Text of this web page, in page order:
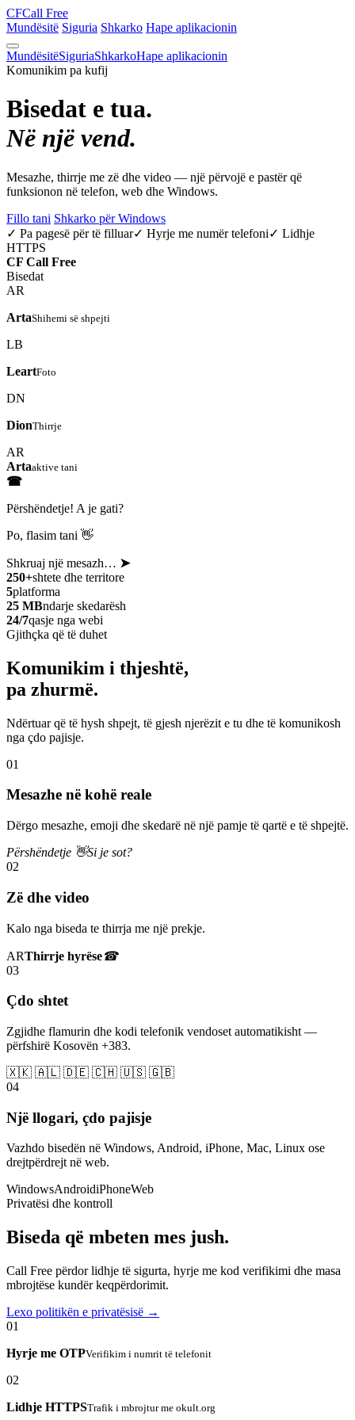
CFCall Free
Mundësitë Siguria Shkarko Hape aplikacionin
MundësitëSiguriaShkarkoHape aplikacionin
Komunikim pa kufij
Bisedat e tua.
Në një vend.
Mesazhe, thirrje me zë dhe video — një përvojë e pastër që
funksionon në telefon, web dhe Windows.
Fillo tani Shkarko për Windows
✓ Pa pagesë për të filluar✓ Hyrje me numër telefoni✓ Lidhje
HTTPS
CF Call Free
Bisedat
AR
ArtaShihemi së shpejti
LB
LeartFoto
DN
DionThirrje
AR
Artaaktive tani
☎
Përshëndetje! A je gati?
Po, flasim tani 👋
Shkruaj një mesazh… ➤
250+shtete dhe territore
5platforma
25 MBndarje skedarësh
24/7qasje nga webi
Gjithçka që të duhet
Komunikim i thjeshtë,
pa zhurmë.
Ndërtuar që të hysh shpejt, të gjesh njerëzit e tu dhe të komunikosh
nga çdo pajisje.
01
Mesazhe në kohë reale
Dërgo mesazhe, emoji dhe skedarë në një pamje të qartë e të shpejtë.
Përshëndetje 👋Si je sot?
02
Zë dhe video
Kalo nga biseda te thirrja me një prekje.
ARThirrje hyrëse☎
03
Çdo shtet
Zgjidhe flamurin dhe kodi telefonik vendoset automatikisht —
përfshirë Kosovën +383.
🇽🇰 🇦🇱 🇩🇪 🇨🇭 🇺🇸 🇬🇧
04
Një llogari, çdo pajisje
Vazhdo bisedën në Windows, Android, iPhone, Mac, Linux ose
drejtpërdrejt në web.
WindowsAndroidiPhoneWeb
Privatësi dhe kontroll
Biseda që mbeten mes jush.
Call Free përdor lidhje të sigurta, hyrje me kod verifikimi dhe masa
mbrojtëse kundër keqpërdorimit.
Lexo politikën e privatësisë →
01
Hyrje me OTPVerifikim i numrit të telefonit
02
Lidhje HTTPSTrafik i mbrojtur me okult.org